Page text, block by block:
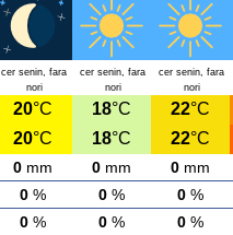
cer senin, fara
nori
cer senin, fara
nori
cer senin, fara
nori
20°C 18°C 22°C
20°C 18°C 22°C
0 mm 0 mm 0 mm
0 % 0 % 0 %
0 % 0 % 0 %